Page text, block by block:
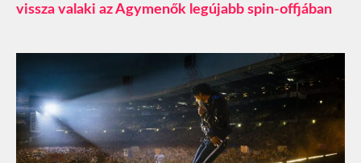
vissza valaki az Agymenők legújabb spin-offjában